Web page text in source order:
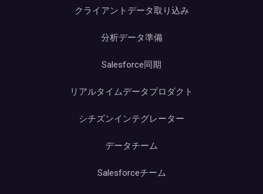
クライアントデータ取り込み
分析データ準備
Salesforce同期
リアルタイムデータプロダクト
シチズンインテグレーター
データチーム
Salesforceチーム